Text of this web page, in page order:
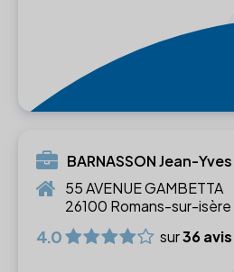
BARNASSON Jean-Yves
55 AVENUE GAMBETTA
26100 Romans-sur-isère
4.0 sur36 avis